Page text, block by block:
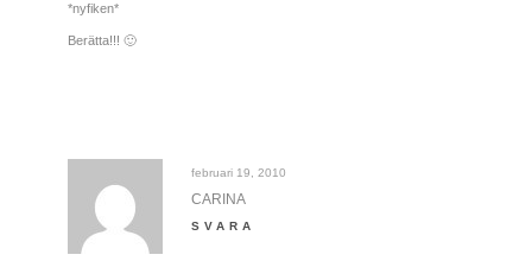
*nyfiken*
Berätta!!! 🙂
februari 19, 2010
CARINA
SVARA